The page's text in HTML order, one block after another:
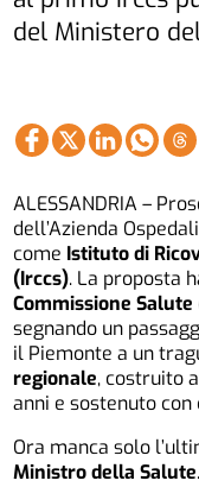
del Ministero
ALESSANDRIA –
dell’Azienda
come Istituto di
(Irccs). La proposta
Commissione Salute
segnando un
il Piemonte a un
regionale, costruito
anni e sostenuto
Ora manca solo
Ministro della Salute.